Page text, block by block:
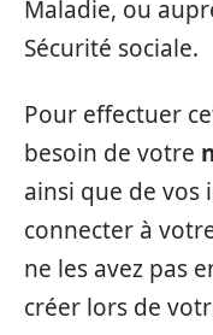
Maladie, ou
Sécurité sociale.
Pour effectuer
besoin de votre
ainsi que de
connecter à
ne les avez pas
créer lors de